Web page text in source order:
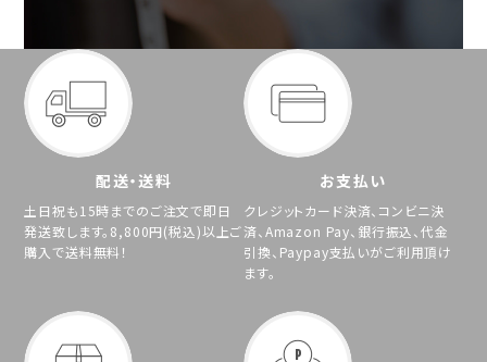
配送・送料
土日祝も15時までのご注文で即日
発送致します。8,800円(税込)以上ご
購入で送料無料！
お支払い
クレジットカード決済、コンビニ決
済、Amazon Pay、銀行振込、代金
引換、Paypay支払いがご利用頂け
ます。